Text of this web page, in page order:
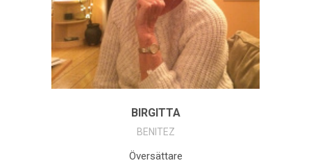
BIRGITTA
BENITEZ
Översättare